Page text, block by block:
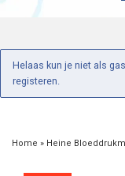
Helaas kun je niet als
registeren.
Home » Heine